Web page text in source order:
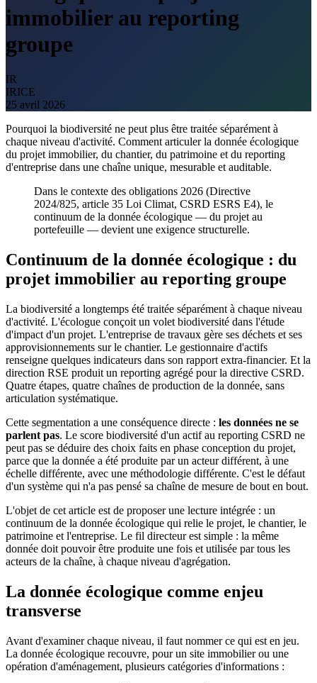
immobilier au reporting
groupe
IR
IRICE
25 avril 2026
Pourquoi la biodiversité ne peut plus être traitée séparément à
chaque niveau d'activité. Comment articuler la donnée écologique
du projet immobilier, du chantier, du patrimoine et du reporting
d'entreprise dans une chaîne unique, mesurable et auditable.
Dans le contexte des obligations 2026 (Directive
2024/825, article 35 Loi Climat, CSRD ESRS E4), le
continuum de la donnée écologique — du projet au
portefeuille — devient une exigence structurelle.
Continuum de la donnée écologique : du
projet immobilier au reporting groupe
La biodiversité a longtemps été traitée séparément à chaque niveau
d'activité. L'écologue conçoit un volet biodiversité dans l'étude
d'impact d'un projet. L'entreprise de travaux gère ses déchets et ses
approvisionnements sur le chantier. Le gestionnaire d'actifs
renseigne quelques indicateurs dans son rapport extra-financier. Et la
direction RSE produit un reporting agrégé pour la directive CSRD.
Quatre étapes, quatre chaînes de production de la donnée, sans
articulation systématique.
Cette segmentation a une conséquence directe : les données ne se
parlent pas. Le score biodiversité d'un actif au reporting CSRD ne
peut pas se déduire des choix faits en phase conception du projet,
parce que la donnée a été produite par un acteur différent, à une
échelle différente, avec une méthodologie différente. C'est le défaut
d'un système qui n'a pas pensé sa chaîne de mesure de bout en bout.
L'objet de cet article est de proposer une lecture intégrée : un
continuum de la donnée écologique qui relie le projet, le chantier, le
patrimoine et l'entreprise. Le fil directeur est simple : la même
donnée doit pouvoir être produite une fois et utilisée par tous les
acteurs de la chaîne, à chaque niveau d'agrégation.
La donnée écologique comme enjeu
transverse
Avant d'examiner chaque niveau, il faut nommer ce qui est en jeu.
La donnée écologique recouvre, pour un site immobilier ou une
opération d'aménagement, plusieurs catégories d'informations :